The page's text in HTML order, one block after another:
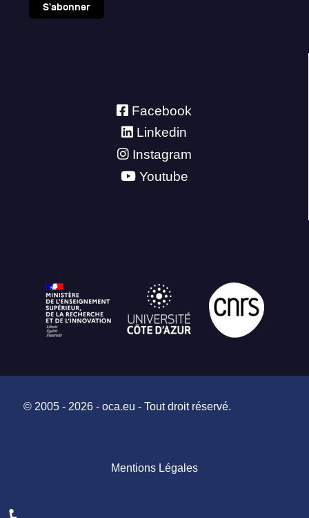
S'abonner
Facebook
Linkedin
Instagram
Youtube
© 2005 - 2026 - oca.eu - Tout droit réservé.
Mentions Légales